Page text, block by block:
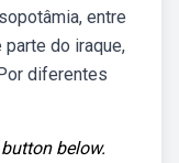
entre
do iraque,
diferentes
below.